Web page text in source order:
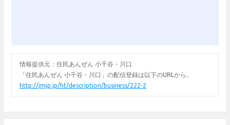
情報提供元：住民あんぜん 小千谷・川口
「住民あんぜん 小千谷・川口」の配信登録は以下のURLから。
http://jmjp.jp/ht/description/business/222-2